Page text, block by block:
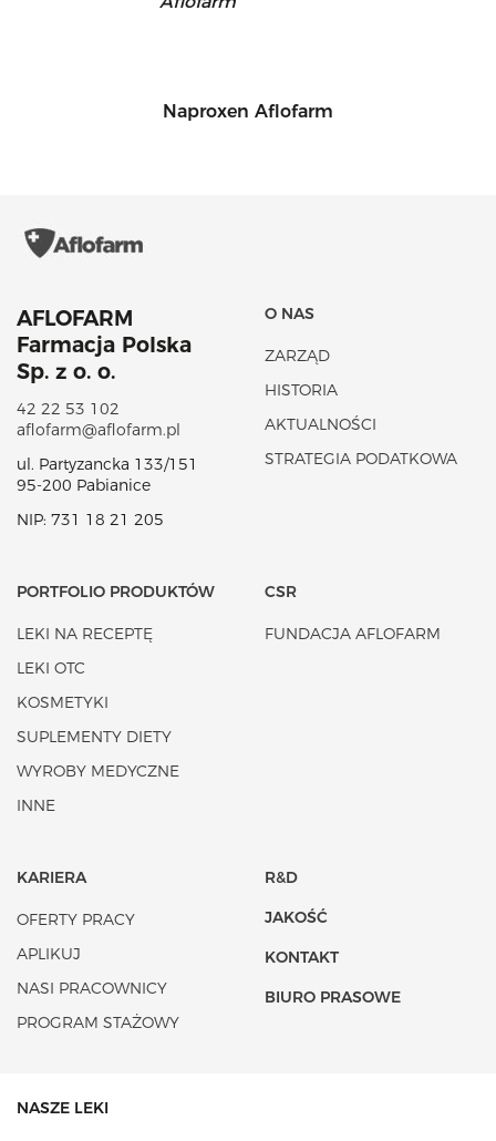
Naproxen Aflofarm
AFLOFARM
Farmacja Polska
Sp. z o. o.
42 22 53 102
aflofarm@aflofarm.pl
ul. Partyzancka 133/151
95-200 Pabianice
NIP: 731 18 21 205
O NAS
ZARZĄD
HISTORIA
AKTUALNOŚCI
STRATEGIA PODATKOWA
PORTFOLIO PRODUKTÓW
LEKI NA RECEPTĘ
LEKI OTC
KOSMETYKI
SUPLEMENTY DIETY
WYROBY MEDYCZNE
INNE
CSR
FUNDACJA AFLOFARM
KARIERA
OFERTY PRACY
APLIKUJ
NASI PRACOWNICY
PROGRAM STAŻOWY
R&D
JAKOŚĆ
KONTAKT
BIURO PRASOWE
NASZE LEKI